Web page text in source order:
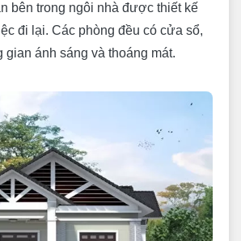
bên trong ngôi nhà được thiết kế
đi lại. Các phòng đều có cửa sổ,
gian ánh sáng và thoáng mát.